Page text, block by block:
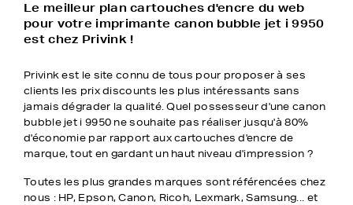
Le meilleur plan cartouches d'encre du web
pour votre imprimante canon bubble jet i 9950
est chez Privink !
Privink est le site connu de tous pour proposer à ses
clients les prix discounts les plus intéressants sans
jamais dégrader la qualité. Quel possesseur d'une canon
bubble jet i 9950 ne souhaite pas réaliser jusqu'à 80%
d'économie par rapport aux cartouches d'encre de
marque, tout en gardant un haut niveau d'impression ?
Toutes les plus grandes marques sont référencées chez
nous : HP, Epson, Canon, Ricoh, Lexmark, Samsung... et